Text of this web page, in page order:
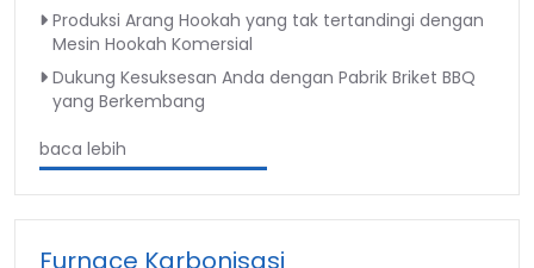
Produksi Arang Hookah yang tak tertandingi dengan
Mesin Hookah Komersial
Dukung Kesuksesan Anda dengan Pabrik Briket BBQ
yang Berkembang
baca lebih
Furnace Karbonisasi